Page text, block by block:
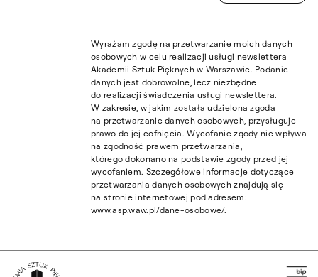
Wyrażam zgodę na przetwarzanie moich danych
osobowych w celu realizacji usługi newslettera
Akademii Sztuk Pięknych w Warszawie. Podanie
danych jest dobrowolne, lecz niezbędne
do realizacji świadczenia usługi newslettera.
W zakresie, w jakim została udzielona zgoda
na przetwarzanie danych osobowych, przysługuje
prawo do jej cofnięcia. Wycofanie zgody nie wpływa
na zgodność prawem przetwarzania,
którego dokonano na podstawie zgody przed jej
wycofaniem. Szczegółowe informacje dotyczące
przetwarzania danych osobowych znajdują się
na stronie internetowej pod adresem:
www.asp.waw.pl/dane-osobowe/.